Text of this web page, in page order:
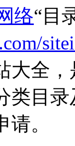
络“目
大全
类目
。